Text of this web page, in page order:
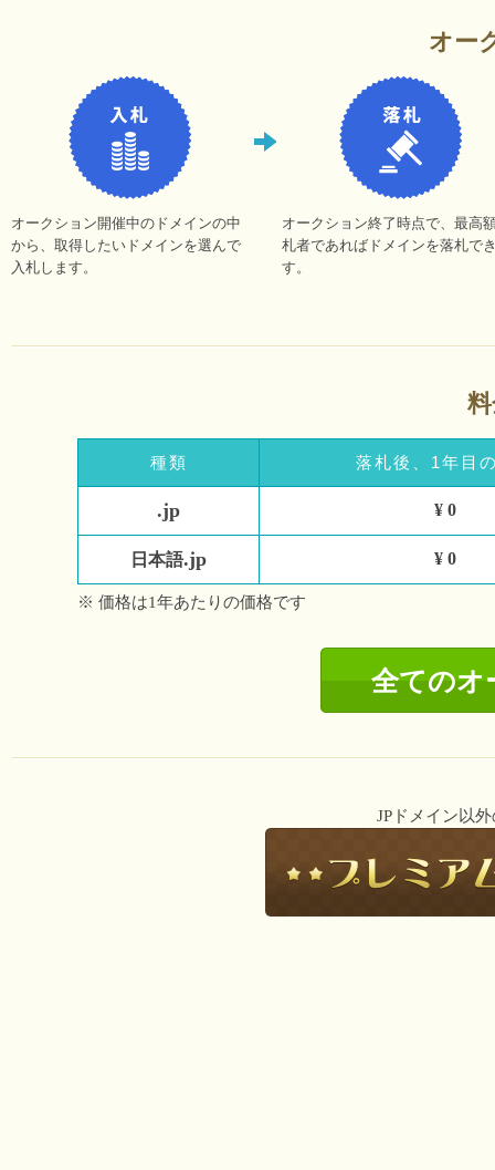
オー
オークション開催中のドメインの中
から、取得したいドメインを選んで
入札します。
オークション終了時点で、最高
札者であればドメインを落札で
す。
種類 落札後、1年目
.jp ¥ 0
日本語.jp ¥ 0
※ 価格は1年あたりの価格です
全てのオ
JPドメイン以